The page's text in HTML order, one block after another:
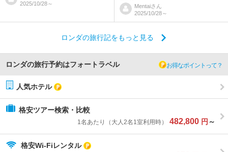
2025/10/28～
Mentaiさん
2025/10/28～
ロンダの旅行記をもっと見る
ロンダの旅行予約はフォートラベル お得なポイントって？
人気ホテル
格安ツアー検索・比較
1名あたり（大人2名1室利用時） 482,800 円 ～
格安Wi-Fiレンタル